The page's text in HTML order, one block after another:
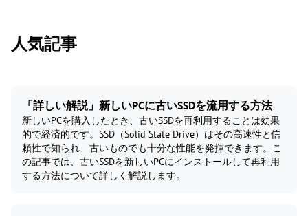
人気記事
「詳しい解説」新しいPCに古いSSDを流用する方法
新しいPCを購入したとき、古いSSDを再利用することは効果
的で経済的です。SSD（Solid State Drive）はその高速性と信
頼性で知られ、古いものでも十分な性能を発揮できます。こ
の記事では、古いSSDを新しいPCにインストールして再利用
する方法について詳しく解説します。